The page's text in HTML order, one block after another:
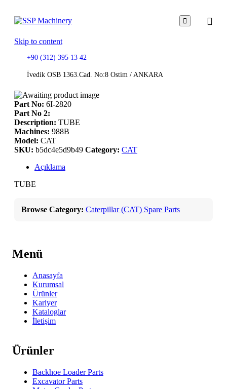

Skip to content
+90 (312) 395 13 42
İvedik OSB 1363.Cad. No:8 Ostim / ANKARA
Part No: 6I-2820
Part No 2:
Description: TUBE
Machines: 988B
Model: CAT
SKU: b5dc4e5d9b49 Category: CAT
Açıklama
TUBE
Browse Category: Caterpillar (CAT) Spare Parts
Menü
Anasayfa
Kurumsal
Ürünler
Kariyer
Kataloglar
İletişim
Ürünler
Backhoe Loader Parts
Excavator Parts